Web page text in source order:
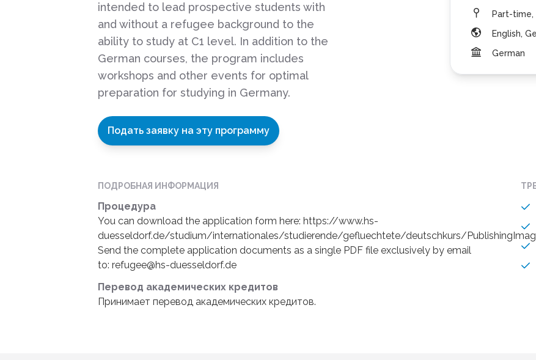
intended to lead prospective students with
and without a refugee background to the
ability to study at C1 level. In addition to the
German courses, the program includes
workshops and other events for optimal
preparation for studying in Germany.
Подать заявку на эту программу
Part-
English,
German
ПОДРОБНАЯ ИНФОРМАЦИЯ
Процедура
You can download the application form here: https://www.hs-
duesseldorf.de/studium/internationales/studierende/gefluechtete/deutschkurs/
Send the complete application documents as a single PDF file exclusively by email
to: refugee@hs-duesseldorf.de
Перевод академических кредитов
Принимает перевод академических кредитов.